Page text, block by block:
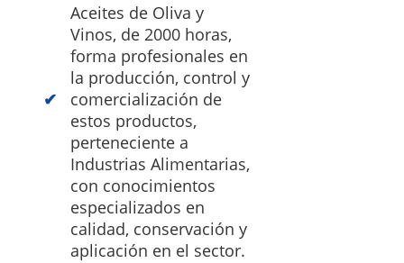
Aceites de Oliva y
Vinos, de 2000 horas,
forma profesionales en
la producción, control y
comercialización de
estos productos,
perteneciente a
Industrias Alimentarias,
con conocimientos
especializados en
calidad, conservación y
aplicación en el sector.